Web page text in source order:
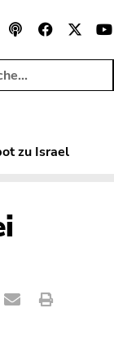
zu Israel